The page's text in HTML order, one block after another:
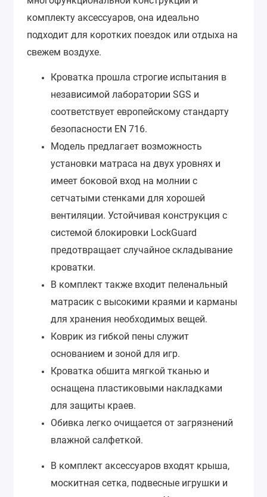
комплекту аксессуаров, она идеально
подходит для коротких поездок или отдыха на
свежем воздухе.
Кроватка прошла строгие испытания в
независимой лаборатории SGS и
соответствует европейскому стандарту
безопасности EN 716.
Модель предлагает возможность
установки матраса на двух уровнях и
имеет боковой вход на молнии с
сетчатыми стенками для хорошей
вентиляции. Устойчивая конструкция с
системой блокировки LockGuard
предотвращает случайное складывание
кроватки.
В комплект также входит пеленальный
матрасик с высокими краями и карманы
для хранения необходимых вещей.
Коврик из гибкой пены служит
основанием и зоной для игр.
Кроватка обшита мягкой тканью и
оснащена пластиковыми накладками
для защиты краев.
Обивка легко очищается от загрязнений
влажной салфеткой.
В комплект аксессуаров входят крыша,
москитная сетка, подвесные игрушки и